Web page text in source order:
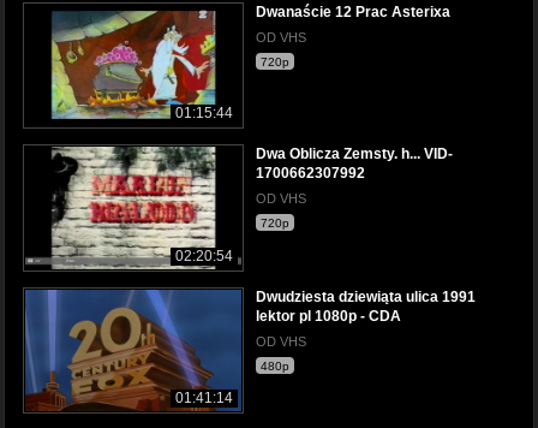
01:15:44
Dwanaście 12 Prac Asterixa
OD VHS
720p
02:20:54
Dwa Oblicza Zemsty. h... VID-
1700662307992
OD VHS
720p
01:41:14
Dwudziesta dziewiąta ulica 1991
lektor pl 1080p - CDA
OD VHS
480p